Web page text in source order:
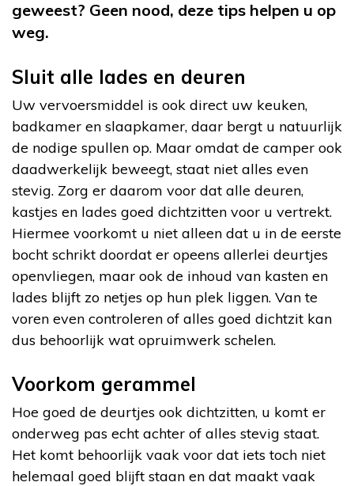
geweest? Geen nood, deze tips helpen u op
weg.
Sluit alle lades en deuren
Uw vervoersmiddel is ook direct uw keuken,
badkamer en slaapkamer, daar bergt u natuurlijk
de nodige spullen op. Maar omdat de camper ook
daadwerkelijk beweegt, staat niet alles even
stevig. Zorg er daarom voor dat alle deuren,
kastjes en lades goed dichtzitten voor u vertrekt.
Hiermee voorkomt u niet alleen dat u in de eerste
bocht schrikt doordat er opeens allerlei deurtjes
openvliegen, maar ook de inhoud van kasten en
lades blijft zo netjes op hun plek liggen. Van te
voren even controleren of alles goed dichtzit kan
dus behoorlijk wat opruimwerk schelen.
Voorkom gerammel
Hoe goed de deurtjes ook dichtzitten, u komt er
onderweg pas echt achter of alles stevig staat.
Het komt behoorlijk vaak voor dat iets toch niet
helemaal goed blijft staan en dat maakt vaak